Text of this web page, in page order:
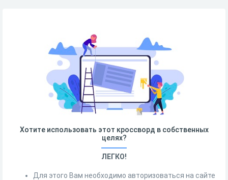
Хотите использовать этот кроссворд в собственных
целях?
ЛЕГКО!
Для этого Вам необходимо авторизоваться на сайте